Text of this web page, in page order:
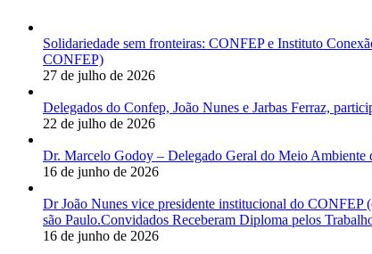
Solidariedade sem fronteiras: CONFEP e Instituto
CONFEP)
27 de julho de 2026
Delegados do Confep, João Nunes e Jarbas Ferraz,
22 de julho de 2026
Dr. Marcelo Godoy – Delegado Geral do Meio Ambiente
16 de junho de 2026
Dr João Nunes vice presidente institucional do
são Paulo.Convidados Receberam Diploma pelos
16 de junho de 2026